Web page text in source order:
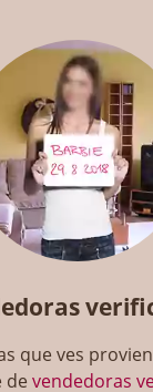
que ves
devendedoras